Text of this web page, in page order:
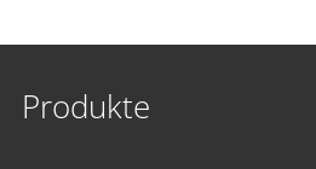
Produkte